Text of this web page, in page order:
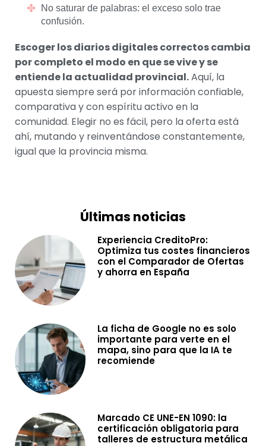
No saturar de palabras: el exceso solo trae
confusión.
Escoger los diarios digitales correctos cambia
por completo el modo en que se vive y se
entiende la actualidad provincial.Aquí, la
apuesta siempre será por información confiable,
comparativa y con espíritu activo en la
comunidad. Elegir no es fácil, pero la oferta está
ahí, mutando y reinventándose constantemente,
igual que la provincia misma.
Últimas noticias
Experiencia CreditoPro:
Optimiza tus costes financieros
con el Comparador de Ofertas
y ahorra en España
La ficha de Google no es solo
importante para verte en el
mapa, sino para que la IA te
recomiende
Marcado CE UNE-EN 1090: la
certificación obligatoria para
talleres de estructura metálica